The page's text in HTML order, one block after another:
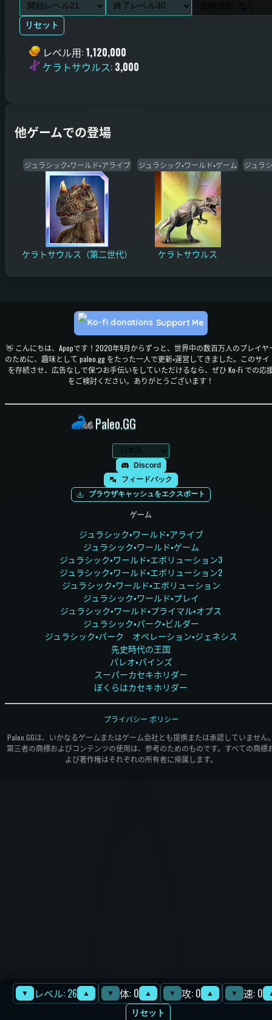
▼ レベル: 26 ▲ ▼ 体: 0 ▲ ▼ 攻: 0 ▲ ▼ 速: 0
リセット
リセット
レベル用: 1,120,000
ケラトサウルス: 3,000
他ゲームでの登場
ジュラシック・ワールド・アライブ
ケラトサウルス（第二世代）
ジュラシック・ワールド・ゲーム
ケラトサウルス
ジュラ
👋 こんにちは、Apopです！2020年9月からずっと、世界中の数百万人のプレイヤ
のために、趣味として paleo.gg をたった一人で更新・運営してきました。このサイ
を存続させ、広告なしで保つお手伝いをしていただけるなら、ぜひ Ko-Fi での応
をご検討ください。ありがとうございます！
Support Me
Paleo.GG
Discord
フィードバック
ブラウザキャッシュをエクスポート
ゲーム
ジュラシック・ワールド・アライブ
ジュラシック・ワールド・ゲーム
ジュラシック・ワールド・エボリューション3
ジュラシック・ワールド・エボリューション2
ジュラシック・ワールド・エボリューション
ジュラシック・ワールド・プレイ
ジュラシック・ワールド・プライマル・オプス
ジュラシック・パーク・ビルダー
ジュラシック・パーク オペレーション・ジェネシス
先史時代の王国
パレオ・パインズ
スーパーカセキホリダー
ぼくらはカセキホリダー
Paleo.GGは、いかなるゲームまたはゲーム会社とも提携または承認していません
第三者の商標およびコンテンツの使用は、参考のためのものです。すべての商標
よび著作権はそれぞれの所有者に帰属します。
プライバシー ポリシー